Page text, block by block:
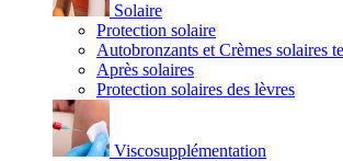
Solaire
Protection solaire
Autobronzants et Crèmes solaires
Après solaires
Protection solaires des lèvres
Viscosupplémentation